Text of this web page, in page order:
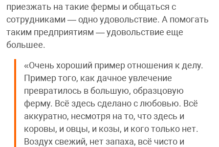
приезжать на такие фермы и общаться с
сотрудниками — одно удовольствие. А помогать
таким предприятиям — удовольствие еще
большее.
«Очень хороший пример отношения к делу.
Пример того, как дачное увлечение
превратилось в большую, образцовую
ферму. Всё здесь сделано с любовью. Всё
аккуратно, несмотря на то, что здесь и
коровы, и овцы, и козы, и кого только нет.
Воздух свежий, нет запаха, всё чисто и